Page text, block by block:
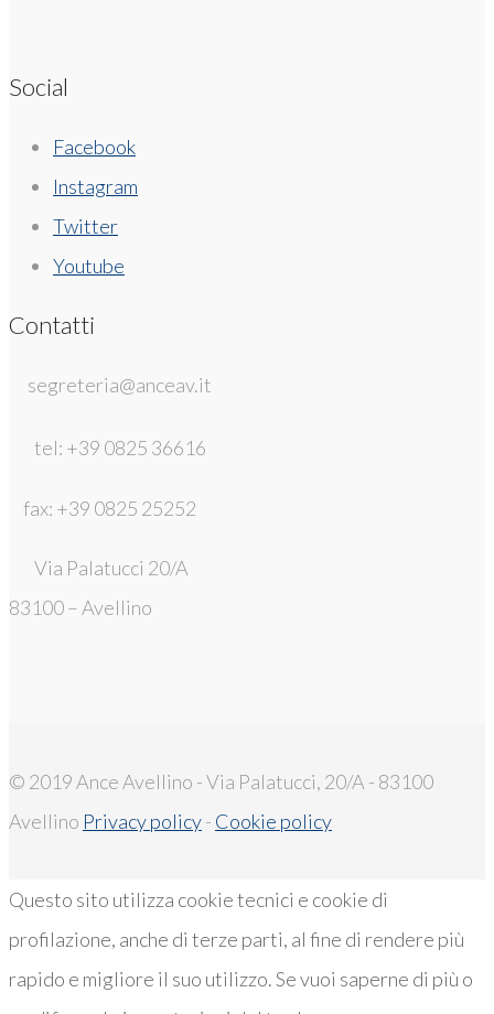
Social
Facebook
Instagram
Twitter
Youtube
Contatti
segreteria@anceav.it
tel: +39 0825 36616
fax: +39 0825 25252
Via Palatucci 20/A
83100 – Avellino
© 2019 Ance Avellino - Via Palatucci, 20/A - 83100
Avellino Privacy policy- Cookie policy
Questo sito utilizza cookie tecnici e cookie di
profilazione, anche di terze parti, al fine di rendere più
rapido e migliore il suo utilizzo. Se vuoi saperne di più o